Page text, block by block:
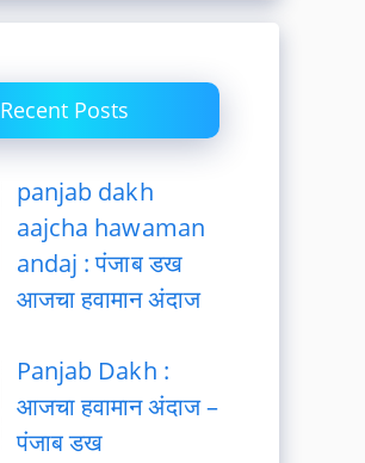
Recent Posts
panjab dakh
aajcha hawaman
andaj : पंजाब डख
आजचा हवामान अंदाज
Panjab Dakh :
आजचा हवामान अंदाज –
पंजाब डख